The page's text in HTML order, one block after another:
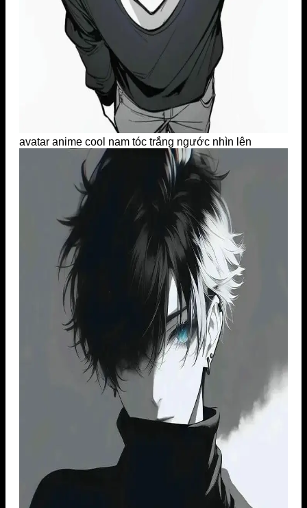
avatar anime cool nam tóc trắng ngước nhìn lên